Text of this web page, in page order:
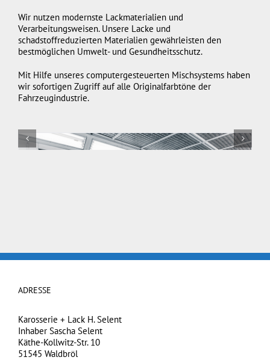
Wir nutzen modernste Lackmaterialien und
Verarbeitungsweisen. Unsere Lacke und
schadstoffreduzierten Materialien gewährleisten den
bestmöglichen Umwelt- und Gesundheitsschutz.
Mit Hilfe unseres computergesteuerten Mischsystems haben
wir sofortigen Zugriff auf alle Originalfarbtöne der
Fahrzeugindustrie.
ADRESSE
Karosserie + Lack H. Selent
Inhaber Sascha Selent
Käthe-Kollwitz-Str. 10
51545 Waldbröl